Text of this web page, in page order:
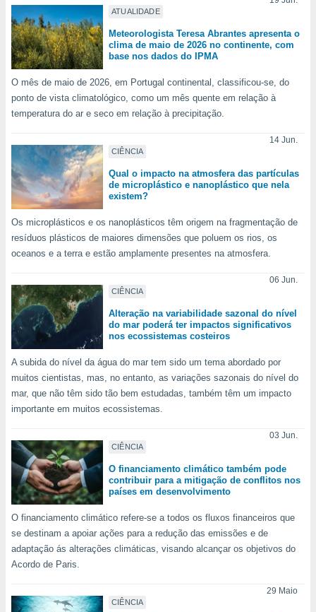
utilizar
criar
medir
da
medir o
dos
os
de
ou
de dados
dados
através
estudos
e
de
1199
ATUALIDADE
Meteorologista Teresa Abrantes apresenta o
clima de maio de 2026 no continente, com
base nos dados do IPMA
O mês de maio de 2026, em Portugal continental, classificou-se, do
ponto de vista climatológico, como um mês quente em relação à
temperatura do ar e seco em relação à precipitação.
CIÊNCIA
14 Jun.
Qual o impacto na atmosfera das partículas
de microplástico e nanoplástico que nela
existem?
Os microplásticos e os nanoplásticos têm origem na fragmentação de
resíduos plásticos de maiores dimensões que poluem os rios, os
oceanos e a terra e estão amplamente presentes na atmosfera.
CIÊNCIA
06 Jun.
Alteração na variabilidade sazonal do nível
do mar poderá ter impactos significativos
nos ecossistemas costeiros
A subida do nível da água do mar tem sido um tema abordado por
muitos cientistas, mas, no entanto, as variações sazonais do nível do
mar, que não têm sido tão bem estudadas, também têm um impacto
importante em muitos ecossistemas.
CIÊNCIA
03 Jun.
O financiamento climático também pode
contribuir para a mitigação de conflitos nos
países em desenvolvimento
O financiamento climático refere-se a todos os fluxos financeiros que
se destinam a apoiar ações para a redução das emissões e de
adaptação ás alterações climáticas, visando alcançar os objetivos do
Acordo de Paris.
CIÊNCIA
29 Maio